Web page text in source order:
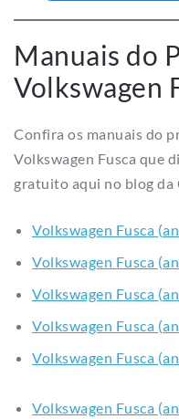
Confira os manuais do
Volkswagen Fusca que
gratuito aqui no blog da
Volkswagen Fusca
Volkswagen Fusca
Volkswagen Fusca
Volkswagen Fusca
Volkswagen Fusca